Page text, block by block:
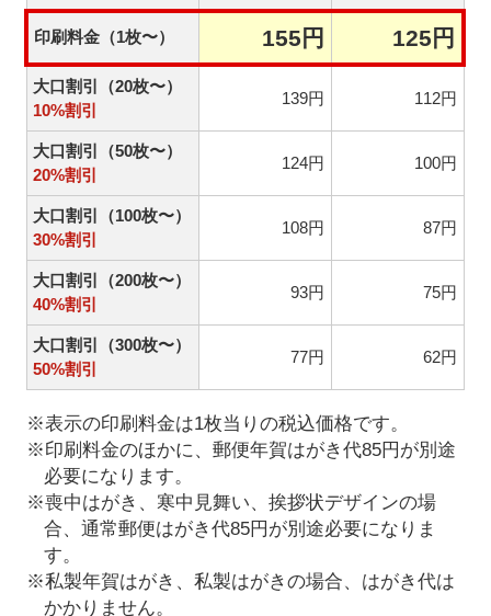
印刷料金（1枚〜） 155円 125円
大口割引（20枚〜）
10%割引
139円 112円
大口割引（50枚〜）
20%割引
124円 100円
大口割引（100枚〜）
30%割引
108円 87円
大口割引（200枚〜）
40%割引
93円 75円
大口割引（300枚〜）
50%割引
77円 62円
※表示の印刷料金は1枚当りの税込価格です。
※印刷料金のほかに、郵便年賀はがき代85円が別途
必要になります。
※喪中はがき、寒中見舞い、挨拶状デザインの場
合、通常郵便はがき代85円が別途必要になりま
す。
※私製年賀はがき、私製はがきの場合、はがき代は
かかりません。